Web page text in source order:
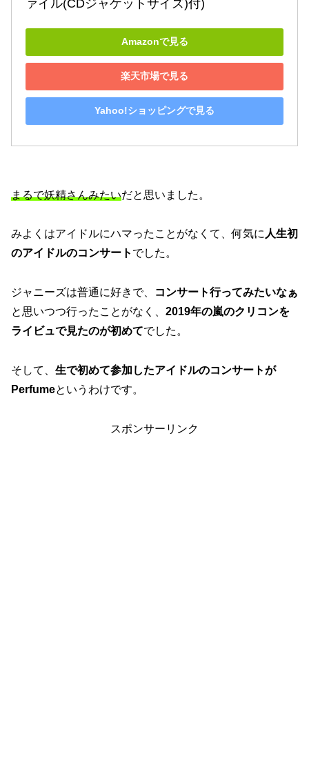
ァイル(CDジャケットサイズ)付)
Amazonで見る
楽天市場で見る
Yahoo!ショッピングで見る
まるで妖精さんみたいだと思いました。
みよくはアイドルにハマったことがなくて、何気に 人生初
のアイドルのコンサート でした。
ジャニーズは普通に好きで、
コンサート行ってみたいなぁ
と思いつつ行ったことがなく、 2019年の嵐のクリコンを
ライビュで見たのが初めてでした。
そして、 生で初めて参加したアイドルのコンサートが
Perfumeというわけです。
スポンサーリンク